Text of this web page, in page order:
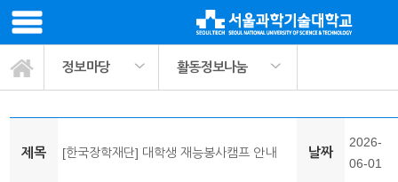
정보마당 활동정보나눔
ST나눔공헌단 소개
봉사활동 교과목소개
사회봉사 프로그램
정보마당
마이페이지
공지사항
활동정보나눔
서식자료실
활동사진
팀매칭 커뮤니티
관련기관링크
제목 [한국장학재단] 대학생 재능봉사캠프 안내 날짜
2026-
06-01